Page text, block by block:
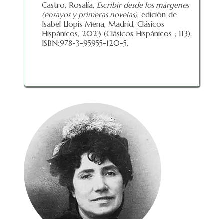
Castro, Rosalía, Escribir desde los márgenes
(ensayos y primeras novelas), edición de
Isabel Llopis Mena, Madrid, Clásicos
Hispánicos, 2023 (Clásicos Hispánicos ; 113).
ISBN:978-3-95955-120-5.